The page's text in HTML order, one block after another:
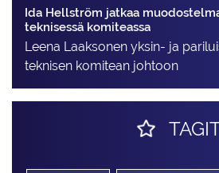
Ida Hellström jatkaa
teknisessä komiteassa
Leena Laaksonen yksin- ja
teknisen komitean johtoon